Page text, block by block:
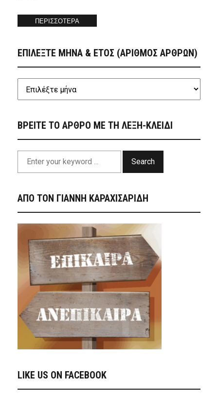
ΠΕΡΙΣΣΟΤΕΡΑ
ΕΠΙΛΕΞΤΕ ΜΗΝΑ & ΕΤΟΣ (ΑΡΙΘΜΟΣ ΑΡΘΡΩΝ)
ΒΡΕΙΤΕ ΤΟ ΑΡΘΡΟ ΜΕ ΤΗ ΛΕΞΗ-ΚΛΕΙΔΙ
Search
ΑΠΟ ΤΟΝ ΓΙΑΝΝΗ ΚΑΡΑΧΙΣΑΡΙΔΗ
LIKE US ON FACEBOOK